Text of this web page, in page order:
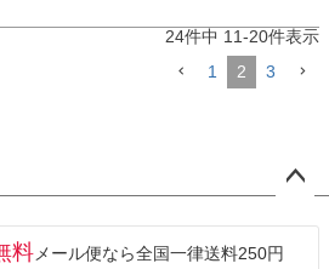
24件中 11-20件表示
1
2 3
ジト
へ
料 メール便なら全国一律送料250円